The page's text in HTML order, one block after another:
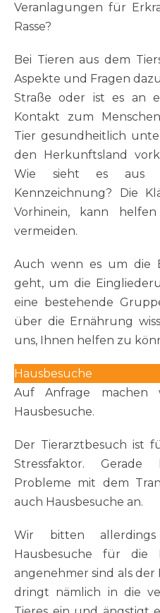
Veranlagungen für
Rasse?
Bei Tieren aus dem
Aspekte und Fragen
Straße oder ist es an
Kontakt zum
Tier gesundheitlich
den Herkunftsland
Wie sieht es aus
Kennzeichnung? Die
Vorhinein, kann
vermeiden.
Auch wenn es um die
geht, um die
eine bestehende
über die Ernährung
uns, Ihnen helfen zu
Hausbesuche
Auf Anfrage
Hausbesuche.
Der Tierarztbesuch ist
Stressfaktor.
Probleme mit dem
auch Hausbesuche an.
Wir bitten
Hausbesuche für die
angenehmer sind als der
dringt nämlich in die